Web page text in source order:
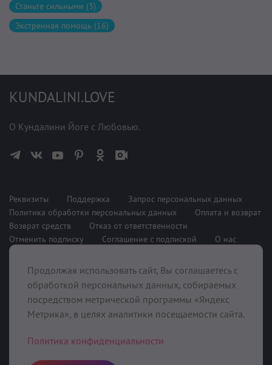
Станьте сильными (3)
Экстренная помощь (16)
KUNDALINI.LOVE
О Кундалини Йоге с Любовью.
Реквизиты Поддержка
Запрос персональных данных
Политика обработки персональных данных
Оплата и возврат
Возврат средств
Отказ от ответственности
Отменить подписку
Соглашение с подпиской О нас
При поддержке
Продолжая использовать сайт, Вы соглашаетесь с
обработкой персональных данных, собираемых
посредством метрической программы «Яндекс
Метрика», в целях аналитики посещаемости сайта.
Политика конфиденциальности